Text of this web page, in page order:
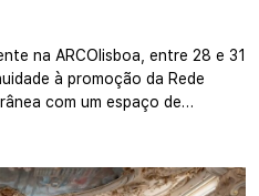
na ARCOlisboa, entre 28 e 31
à promoção da Rede
com um espaço de…